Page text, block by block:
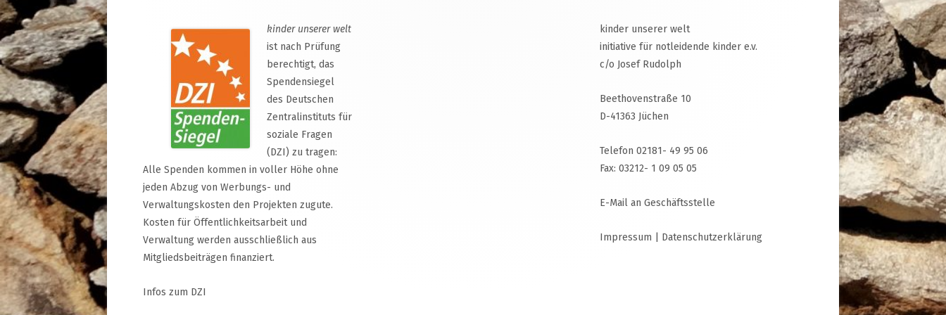
kinder unserer welt
ist nach Prüfung
berechtigt, das
Spendensiegel
des Deutschen
Zentralinstituts für
soziale Fragen
(DZI) zu tragen:
Alle Spenden kommen in voller Höhe ohne
jeden Abzug von Werbungs- und
Verwaltungskosten den Projekten zugute.
Kosten für Öffentlichkeitsarbeit und
Verwaltung werden ausschließlich aus
Mitgliedsbeiträgen finanziert.
Infos zum DZI
kinder unserer welt
initiative für notleidende kinder e.v.
c/o Josef Rudolph
Beethovenstraße 10
D-41363 Jüchen
Telefon 02181- 49 95 06
Fax: 03212- 1 09 05 05
E-Mail an Geschäftsstelle
Impressum Datenschutzerklärung